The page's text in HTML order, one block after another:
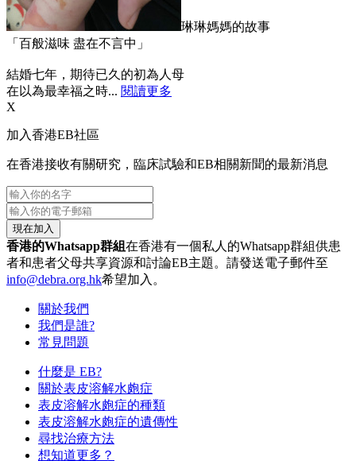
琳琳媽媽的故事
「百般滋味 盡在不言中」
結婚七年，期待已久的初為人母
在以為最幸福之時... 閱讀更多
X
加入香港EB社區
在香港接收有關研究，臨床試驗和EB相關新聞的最新消息
現在加入
香港的Whatsapp群組在香港有一個私人的Whatsapp群組供患
者和患者父母共享資源和討論EB主題。請發送電子郵件至
info@debra.org.hk希望加入。
關於我們
我們是誰?
常見問題
什麼是 EB?
關於表皮溶解水皰症
表皮溶解水皰症的種類
表皮溶解水皰症的遺傳性
尋找治療方法
想知道更多？